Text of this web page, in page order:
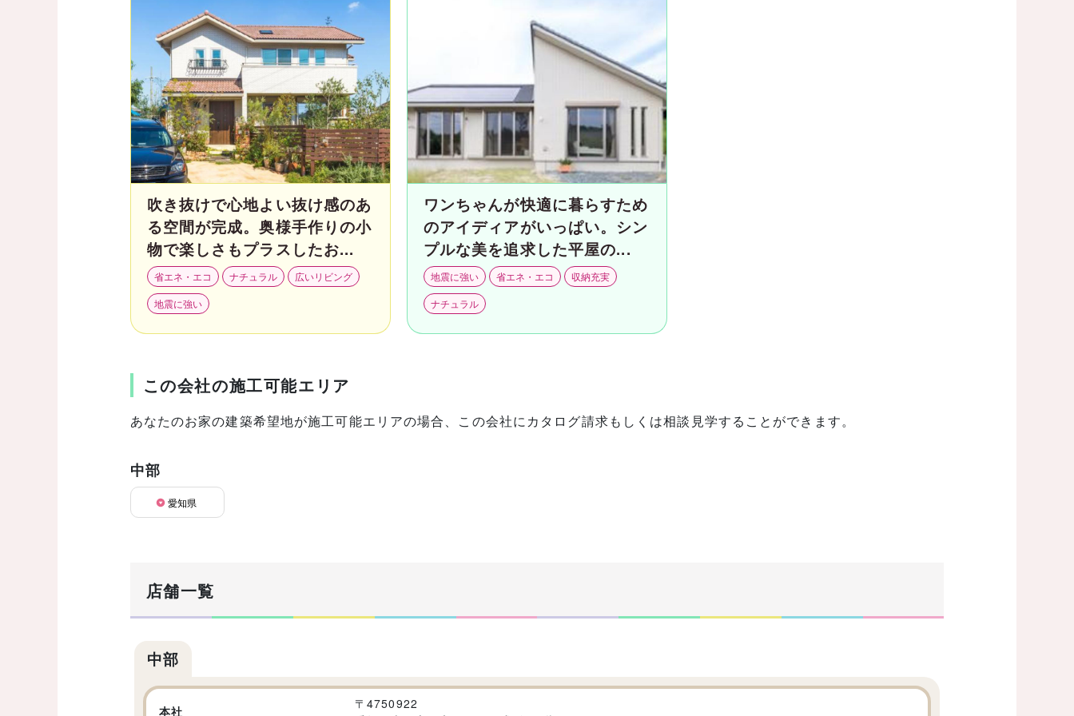
吹き抜けで心地よい抜け感のあ
る空間が完成。奥様手作りの小
物で楽しさもプラスしたお...
省エネ・エコ ナチュラル
広いリビング
地震に強い
ワンちゃんが快適に暮らすため
のアイディアがいっぱい。シン
プルな美を追求した平屋の...
地震に強い 省エネ・エコ
収納充実
ナチュラル
この会社の施工可能エリア
あなたのお家の建築希望地が施工可能エリアの場合、この会社にカタログ請求もしくは相談見学することができます。
中部
愛知県
店舗一覧
中部
本社 〒4750922